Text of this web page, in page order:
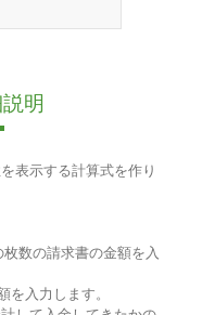
明
表示する計算式を作り
数の請求書の金額を入
を入力します。